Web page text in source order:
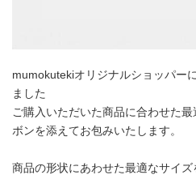
mumokutekiオリジナルショッパー
ました
ご購入いただいた商品に合わせた
ボンを添えてお包みいたします。
商品の形状にあわせた最適なサイズ